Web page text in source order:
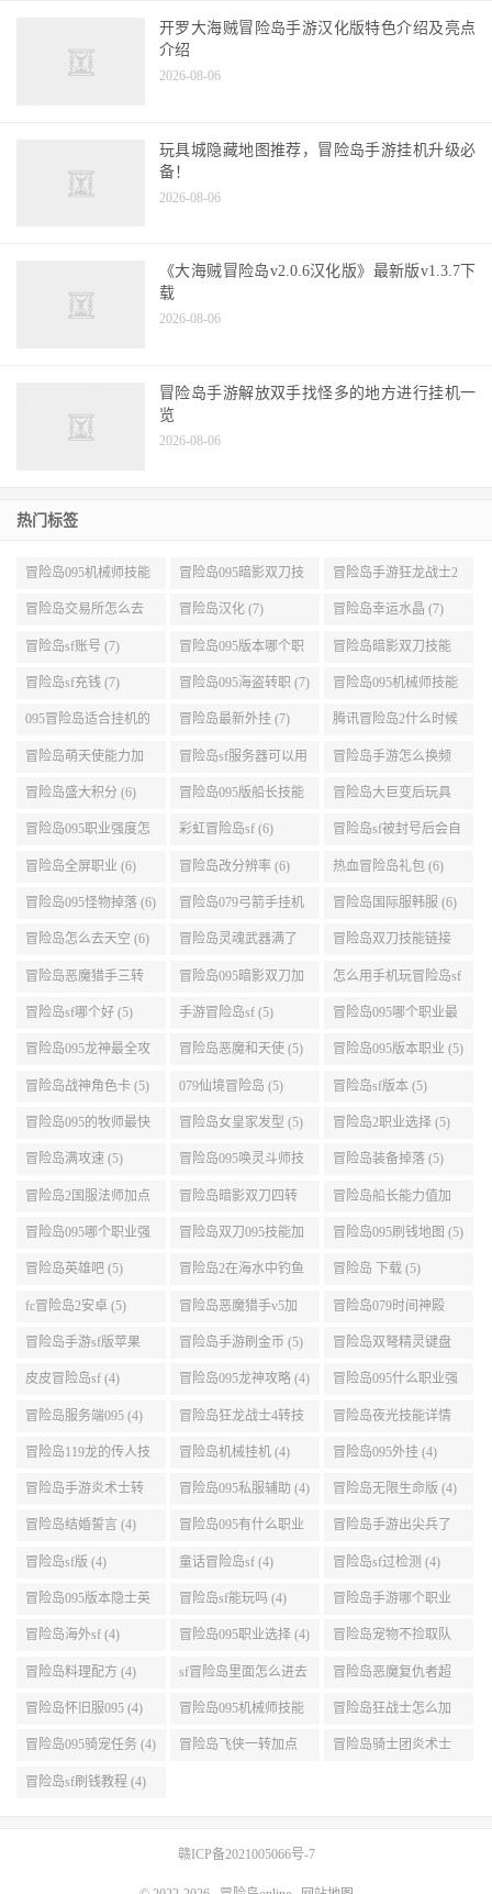
开罗大海贼冒险岛手游汉化版特色介绍及亮点
介绍
2026-08-06
玩具城隐藏地图推荐，冒险岛手游挂机升级必
备！
2026-08-06
《大海贼冒险岛v2.0.6汉化版》最新版v1.3.7下
载
2026-08-06
冒险岛手游解放双手找怪多的地方进行挂机一
览
2026-08-06
热门标签
冒险岛095机械师技能
展示 (9)
冒险岛095暗影双刀技
能加点 (9)
冒险岛手游狂龙战士2
转 (9)
冒险岛交易所怎么去
(8)
冒险岛汉化 (7) 冒险岛幸运水晶 (7)
冒险岛sf账号 (7) 冒险岛095版本哪个职
业段数高些 (7)
冒险岛暗影双刀技能
加点095版本 (7)
冒险岛sf充钱 (7) 冒险岛095海盗转职 (7) 冒险岛095机械师技能
演示 (7)
095冒险岛适合挂机的
地图 (7)
冒险岛最新外挂 (7) 腾讯冒险岛2什么时候
公测 (7)
冒险岛萌天使能力加
点 (6)
冒险岛sf服务器可以用
自己电脑 (6)
冒险岛手游怎么换频
道 (6)
冒险岛盛大积分 (6) 冒险岛095版船长技能
介绍 (6)
冒险岛大巨变后玩具
城组队任务 (6)
冒险岛095职业强度怎
么选 (6)
彩虹冒险岛sf (6) 冒险岛sf被封号后会自
动关闭电脑 (6)
冒险岛全屏职业 (6) 冒险岛改分辨率 (6) 热血冒险岛礼包 (6)
冒险岛095怪物掉落 (6) 冒险岛079弓箭手挂机
升级的地方 (6)
冒险岛国际服韩服 (6)
冒险岛怎么去天空 (6) 冒险岛灵魂武器满了
(6)
冒险岛双刀技能链接
(5)
冒险岛恶魔猎手三转
技能加点顺序 (5)
冒险岛095暗影双刀加
点 (5)
怎么用手机玩冒险岛sf
(5)
冒险岛sf哪个好 (5) 手游冒险岛sf (5) 冒险岛095哪个职业最
好 (5)
冒险岛095龙神最全攻
略 (5)
冒险岛恶魔和天使 (5) 冒险岛095版本职业 (5)
冒险岛战神角色卡 (5) 079仙境冒险岛 (5) 冒险岛sf版本 (5)
冒险岛095的牧师最快
升级路线 (5)
冒险岛女皇家发型 (5) 冒险岛2职业选择 (5)
冒险岛满攻速 (5) 冒险岛095唤灵斗师技
能介绍 (5)
冒险岛装备掉落 (5)
冒险岛2国服法师加点
(5)
冒险岛暗影双刀四转
任务 (5)
冒险岛船长能力值加
点 (5)
冒险岛095哪个职业强
势 (5)
冒险岛双刀095技能加
点 (5)
冒险岛095刷钱地图 (5)
冒险岛英雄吧 (5) 冒险岛2在海水中钓鱼
(5)
冒险岛 下载 (5)
fc冒险岛2安卓 (5) 冒险岛恶魔猎手v5加
点 (5)
冒险岛079时间神殿
999任务 (5)
冒险岛手游sf版苹果
(5)
冒险岛手游刷金币 (5) 冒险岛双弩精灵键盘
设置 (5)
皮皮冒险岛sf (4) 冒险岛095龙神攻略 (4) 冒险岛095什么职业强
(4)
冒险岛服务端095 (4) 冒险岛狂龙战士4转技
能加点 (4)
冒险岛夜光技能详情
(4)
冒险岛119龙的传人技
能加点 (4)
冒险岛机械挂机 (4) 冒险岛095外挂 (4)
冒险岛手游炎术士转
职 (4)
冒险岛095私服辅助 (4) 冒险岛无限生命版 (4)
冒险岛结婚誓言 (4) 冒险岛095有什么职业
(4)
冒险岛手游出尖兵了
吗 (4)
冒险岛sf版 (4) 童话冒险岛sf (4) 冒险岛sf过检测 (4)
冒险岛095版本隐士英
雄后期玩哪个好 (4)
冒险岛sf能玩吗 (4) 冒险岛手游哪个职业
厉害 (4)
冒险岛海外sf (4) 冒险岛095职业选择 (4) 冒险岛宠物不捡取队
友的东西 (4)
冒险岛料理配方 (4) sf冒险岛里面怎么进去
打扎昆啊 (4)
冒险岛恶魔复仇者超
级技能 (4)
冒险岛怀旧服095 (4) 冒险岛095机械师技能
(4)
冒险岛狂战士怎么加
点 (4)
冒险岛095骑宠任务 (4) 冒险岛飞侠一转加点 冒险岛骑士团炎术士
冒险岛sf刷钱教程 (4)
赣ICP备2021005066号-7